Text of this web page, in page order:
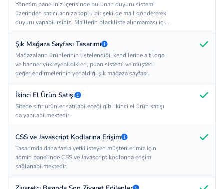
Yönetim paneliniz içerisinde bulunan duyuru sistemi
üzerinden satıcılarınıza toplu bir şekilde mail göndererek
duyuru yapabilirsiniz. Maillerin blackliste alınmaması için
günlük duyuru limiti 150 adettir.
Şık Mağaza Sayfası Tasarımı
Mağazaların ürünlerinin listelendiği, kendilerine ait logo
ve banner yükleyebildikleri, puan sistemi ve müşteri
değerlendirmelerinin yer aldığı şık mağaza sayfası
tasarımı bulunmaktadır.
İkinci El Ürün Satışı
Sitede sıfır ürünler satılabileceği gibi ikinci el ürün satışı
da yapılabilmektedir.
CSS ve Javascript Kodlarına Erişim
Tasarımda daha fazla yetki isteyen müşterilerimiz için
admin panelinde CSS ve Javascript kodlarına erişim
sağlanabilmektedir.